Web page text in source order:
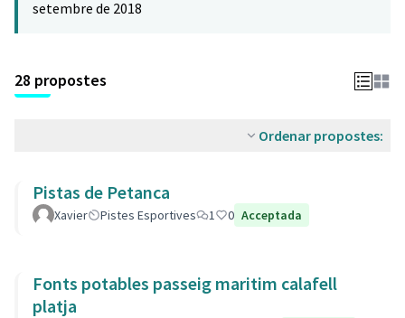
setembre de 2018
28 propostes
Ordenar propostes:
Pistas de Petanca
Xavier Pistes Esportives 1 0 Acceptada
Fonts potables passeig maritim calafell
platja